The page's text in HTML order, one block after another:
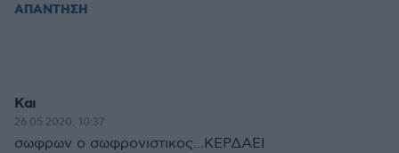
ΑΠΑΝΤΗΣΗ
Και
26.05.2020, 10:37
σωφρων ο σωφρονιστικος...ΚΕΡΔΑΕΙ